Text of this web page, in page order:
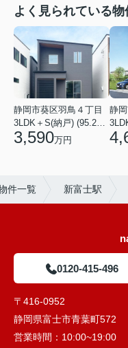
よく見られている物
静岡市葵区羽鳥４丁目
3,590万円
件一覧 新富士駅
0120-415-496
〒416-0952
静岡県富士市青葉町572
営業時間： 10:00~19:00